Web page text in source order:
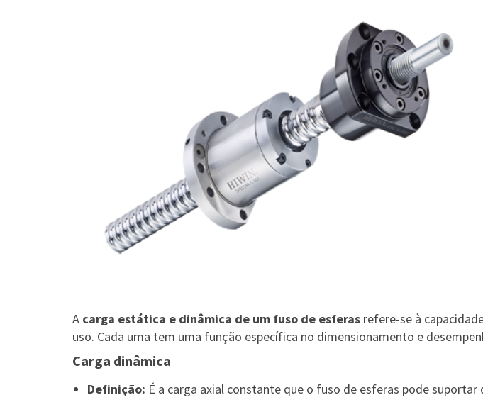
A carga estática e dinâmica de um fuso de esferas refere-se à
uso. Cada uma tem uma função específica no dimensionamento e
Carga dinâmica
Definição: É a carga axial constante que o fuso de esferas pode